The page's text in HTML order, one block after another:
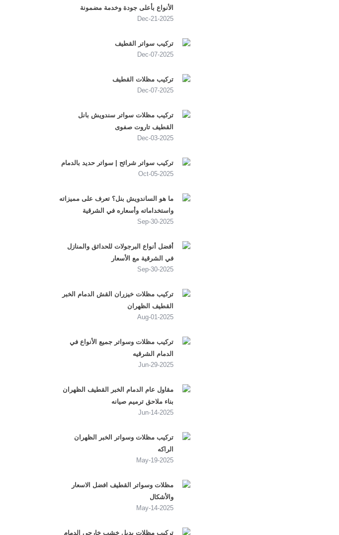
الأنواع بأعلى جودة وخدمة مضمونة
2025-Dec-21
تركيب سواتر القطيف
2025-Dec-07
تركيب مظلات القطيف
2025-Dec-07
تركيب مظلات سواتر سندويش بانل
القطيف تاروت صفوى
2025-Dec-03
تركيب سواتر شرائح | سواتر حديد بالدمام
2025-Oct-05
ما هو الساندويش بنل؟ تعرف على مميزاته
واستخداماته وأسعاره في الشرقية
2025-Sep-30
أفضل أنواع البرجولات للحدائق والمنازل
في الشرقية مع الأسعار
2025-Sep-30
تركيب مظلات خيزران القش الدمام الخبر
القطيف الظهران
2025-Aug-01
تركيب مظلات وسواتر جميع الأنواع في
الدمام الشرقيه
2025-Jun-29
مقاول عام الدمام الخبر القطيف الظهران
بناء ملاحق ترميم صيانه
2025-Jun-14
تركيب مظلات وسواتر الخبر الظهران
الراكه
2025-May-19
مظلات وسواتر القطيف افضل الاسعار
والأشكال
2025-May-14
تركيب مظلات بديل خشب خارجي الدمام